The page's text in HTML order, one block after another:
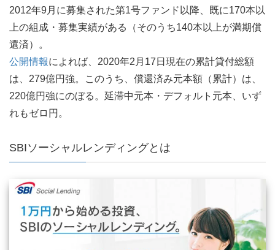
2012年9月に募集された第1号ファンド以降、既に170本以
上の組成・募集実績がある（そのうち140本以上が満期償
還済）。
公開情報によれば、2020年2月17日現在の累計貸付総額
は、279億円強。このうち、償還済み元本額（累計）は、
220億円強にのぼる。延滞中元本・デフォルト元本、いず
れもゼロ円。
SBIソーシャルレンディングとは